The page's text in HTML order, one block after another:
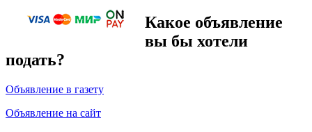
Какое объявление
вы бы хотели
подать?
Объявление в газету
Объявление на сайт